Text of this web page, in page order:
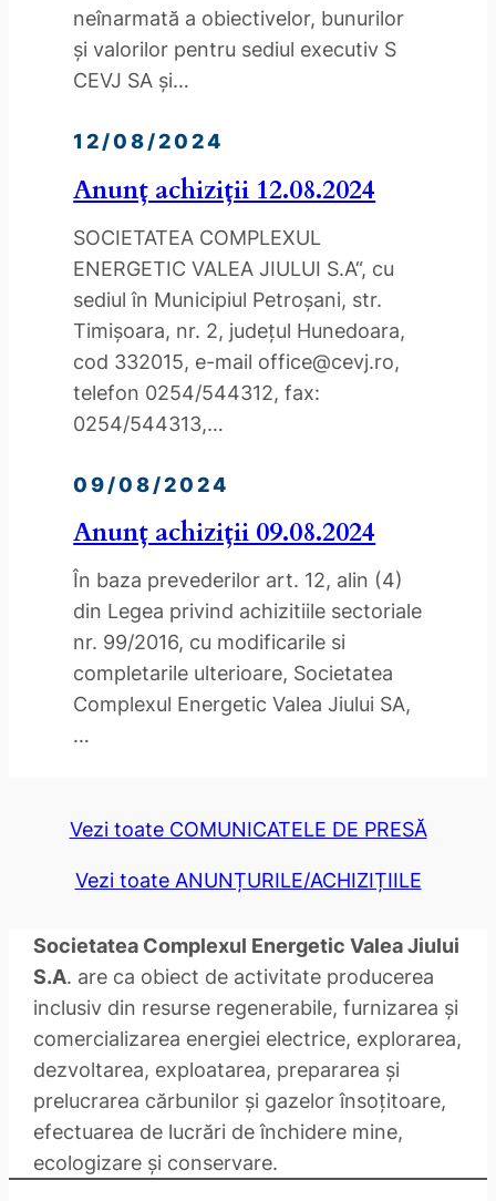
neînarmată a obiectivelor, bunurilor
și valorilor pentru sediul executiv S
CEVJ SA și…
12/08/2024
Anunț achiziții 12.08.2024
SOCIETATEA COMPLEXUL
ENERGETIC VALEA JIULUI S.A“, cu
sediul în Municipiul Petroşani, str.
Timişoara, nr. 2, judeţul Hunedoara,
cod 332015, e-mail office@cevj.ro,
telefon 0254/544312, fax:
0254/544313,…
09/08/2024
Anunț achiziții 09.08.2024
În baza prevederilor art. 12, alin (4)
din Legea privind achizitiile sectoriale
nr. 99/2016, cu modificarile si
completarile ulterioare, Societatea
Complexul Energetic Valea Jiului SA,
…
Vezi toate COMUNICATELE DE PRESĂ
Vezi toate ANUNȚURILE/ACHIZIȚIILE
Societatea Complexul Energetic Valea Jiului
S.A. are ca obiect de activitate producerea
inclusiv din resurse regenerabile, furnizarea și
comercializarea energiei electrice, explorarea,
dezvoltarea, exploatarea, prepararea și
prelucrarea cărbunilor și gazelor însoțitoare,
efectuarea de lucrări de închidere mine,
ecologizare și conservare.